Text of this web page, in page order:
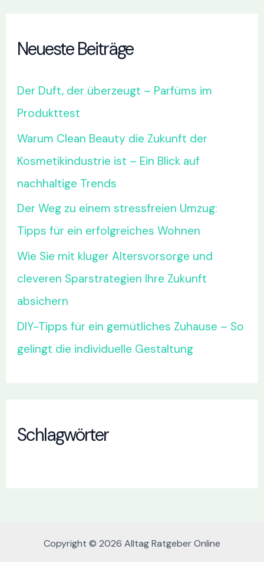
Neueste Beiträge
Der Duft, der überzeugt – Parfüms im
Produkttest
Warum Clean Beauty die Zukunft der
Kosmetikindustrie ist – Ein Blick auf
nachhaltige Trends
Der Weg zu einem stressfreien Umzug:
Tipps für ein erfolgreiches Wohnen
Wie Sie mit kluger Altersvorsorge und
cleveren Sparstrategien Ihre Zukunft
absichern
DIY-Tipps für ein gemütliches Zuhause – So
gelingt die individuelle Gestaltung
Schlagwörter
Copyright © 2026 Alltag Ratgeber Online